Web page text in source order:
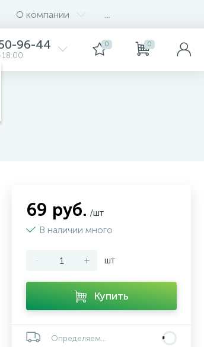
О компании
96-44 0 0
69 руб. /шт
В наличии много
- + шт
Купить
Определяем...